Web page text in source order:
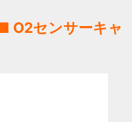
O2センサーキャ